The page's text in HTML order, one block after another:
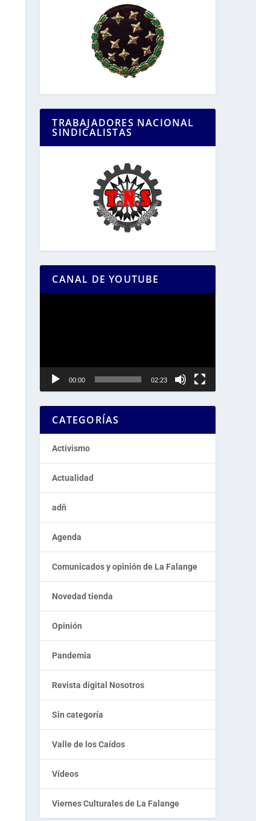
TRABAJADORES NACIONAL
SINDICALISTAS
CANAL DE YOUTUBE
00:00 02:23
CATEGORÍAS
Activismo
Actualidad
adñ
Agenda
Comunicados y opinión de La Falange
Novedad tienda
Opinión
Pandemia
Revista digital Nosotros
Sin categoría
Valle de los Caídos
Vídeos
Viernes Culturales de La Falange